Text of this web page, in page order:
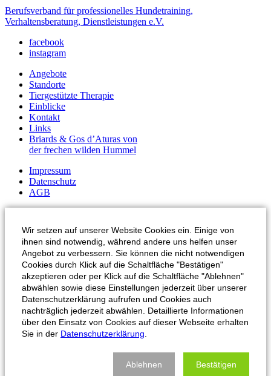
Berufsverband für professionelles Hundetraining,
Verhaltensberatung, Dienstleistungen e.V.
facebook
instagram
Angebote
Standorte
Tiergestützte Therapie
Einblicke
Kontakt
Links
Briards & Gos d’Aturas von
der frechen wilden Hummel
Impressum
Datenschutz
AGB
Wir setzen auf unserer Website Cookies ein. Einige von
ihnen sind notwendig, während andere uns helfen unser
Angebot zu verbessern. Sie können die nicht notwendigen
Cookies durch Klick auf die Schaltfläche "Bestätigen"
akzeptieren oder per Klick auf die Schaltfläche "Ablehnen"
abwählen sowie diese Einstellungen jederzeit über unserer
Datenschutzerklärung aufrufen und Cookies auch
nachträglich jederzeit abwählen. Detaillierte Informationen
über den Einsatz von Cookies auf dieser Webseite erhalten
Sie in der Datenschutzerklärung
Ablehnen Bestätigen